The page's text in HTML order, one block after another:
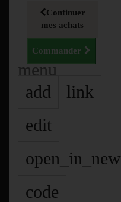
Continuer
mes achats
Commander
menu
add
link
edit
open_in_new
code